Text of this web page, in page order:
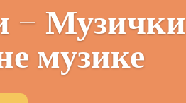
– Музички
музике